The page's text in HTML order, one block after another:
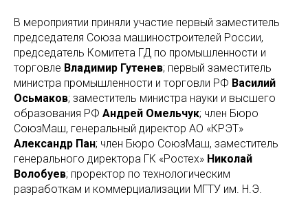
В мероприятии приняли участие первый заместитель
председателя Союза машиностроителей России,
председатель Комитета ГД по промышленности и
торговле Владимир Гутенев; первый заместитель
министра промышленности и торговли РФ Василий
Осьмаков; заместитель министра науки и высшего
образования РФ Андрей Омельчук; член Бюро
СоюзМаш, генеральный директор АО «КРЭТ»
Александр Пан; член Бюро СоюзМаш, заместитель
генерального директора ГК «Ростех» Николай
Волобуев; проректор по технологическим
разработкам и коммерциализации МГТУ им. Н.Э.